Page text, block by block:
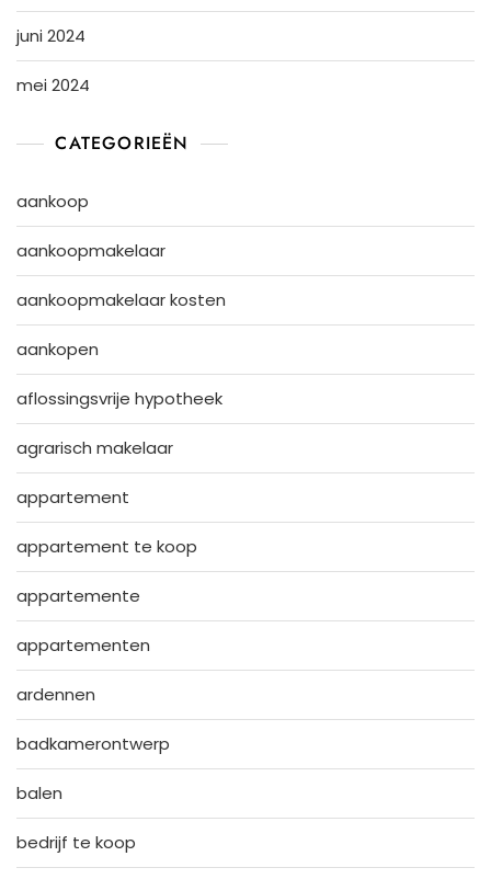
juni 2024
mei 2024
CATEGORIEËN
aankoop
aankoopmakelaar
aankoopmakelaar kosten
aankopen
aflossingsvrije hypotheek
agrarisch makelaar
appartement
appartement te koop
appartemente
appartementen
ardennen
badkamerontwerp
balen
bedrijf te koop